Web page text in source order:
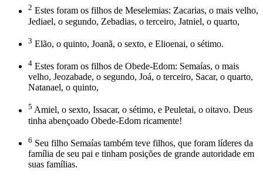
2 Estes foram os filhos de Meselemias: Zacarias, o mais velho,
Jediael, o segundo, Zebadias, o terceiro, Jatniel, o quarto,
3 Elão, o quinto, Joanã, o sexto, e Elioenai, o sétimo.
4 Estes foram os filhos de Obede-Edom: Semaías, o mais
velho, Jeozabade, o segundo, Joá, o terceiro, Sacar, o quarto,
Natanael, o quinto,
5 Amiel, o sexto, Issacar, o sétimo, e Peuletai, o oitavo. Deus
tinha abençoado Obede-Edom ricamente!
6 Seu filho Semaías também teve filhos, que foram líderes da
família de seu pai e tinham posições de grande autoridade em
suas famílias.